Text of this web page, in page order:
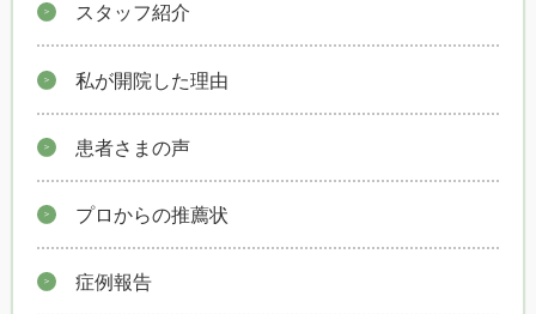
スタッフ紹介
私が開院した理由
患者さまの声
プロからの推薦状
症例報告